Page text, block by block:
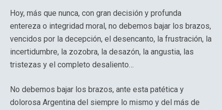
Hoy, más que nunca, con gran decisión y profunda
entereza o integridad moral, no debemos bajar los brazos,
vencidos por la decepción, el desencanto, la frustración, la
incertidumbre, la zozobra, la desazón, la angustia, las
tristezas y el completo desaliento…
No debemos bajar los brazos, ante esta patética y
dolorosa Argentina del siempre lo mismo y del más de